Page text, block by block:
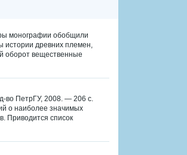
монографии обобщили
истории древних племен,
оборот вещественные
во ПетрГУ, 2008. — 206 c.
о наиболее значимых
Приводится список